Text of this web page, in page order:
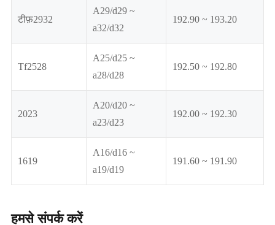
टीफ़2932
A29/d29 ~
a32/d32
192.90 ~ 193.20
Tf2528
A25/d25 ~
a28/d28
192.50 ~ 192.80
2023
A20/d20 ~
a23/d23
192.00 ~ 192.30
1619
A16/d16 ~
a19/d19
191.60 ~ 191.90
हमसे संपर्क करें